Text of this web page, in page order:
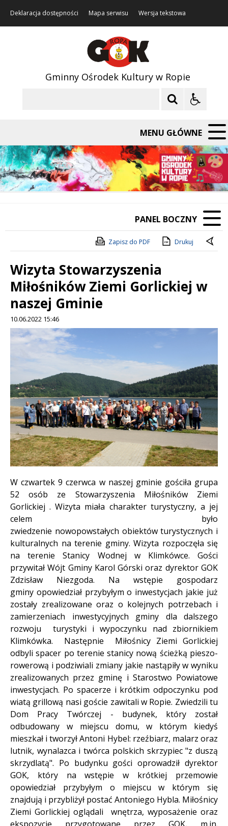
Deklaracja dostępności Mapa serwisu Wersja tekstowa
Gminny Ośrodek Kultury w Ropie
MENU GŁÓWNE
PANEL BOCZNY
Zapisz do PDF Drukuj
Wizyta Stowarzyszenia
Miłośników Ziemi Gorlickiej w
naszej Gminie
10.06.2022 15:46
Treść
W czwartek 9 czerwca w naszej gminie gościła grupa
52 osób ze Stowarzyszenia Miłośników Ziemi
Gorlickiej . Wizyta miała charakter turystyczny, a jej
celem było
zwiedzenie nowopowstałych obiektów turystycznych i
kulturalnych na terenie gminy. Wizyta rozpoczęła się
na terenie Stanicy Wodnej w Klimkówce. Gości
przywitał Wójt Gminy Karol Górski oraz dyrektor GOK
Zdzisław Niezgoda. Na wstępie gospodarz
gminy opowiedział przybyłym o inwestycjach jakie już
zostały zrealizowane oraz o kolejnych potrzebach i
zamierzeniach inwestycyjnych gminy dla dalszego
rozwoju turystyki i wypoczynku nad zbiornikiem
Klimkówka. Następnie Miłośnicy Ziemi Gorlickiej
odbyli spacer po terenie stanicy nową ścieżką pieszo-
rowerową i podziwiali zmiany jakie nastąpiły w wyniku
zrealizowanych przez gminę i Starostwo Powiatowe
inwestycjach. Po spacerze i krótkim odpoczynku pod
wiatą grillową nasi goście zawitali w Ropie. Zwiedzili tu
Dom Pracy Twórczej - budynek, który został
odbudowany w miejscu domu, w którym kiedyś
mieszkał i tworzył Antoni Hybel: rzeźbiarz, malarz oraz
lutnik, wynalazca i twórca polskich skrzypiec "z duszą
skrzydlatą". Po budynku gości oprowadził dyrektor
GOK, który na wstępie w krótkiej przemowie
opowiedział przybyłym o miejscu w którym się
znajdują i przybliżył postać Antoniego Hybla. Miłośnicy
Ziemi Gorlickiej oglądali wnętrza, wyposażenie oraz